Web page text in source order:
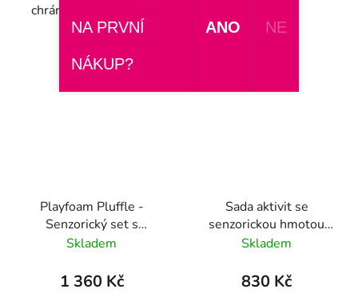
chráněnou pracovní...
Playfoam Pluffle -
Senzorický set s
vaničkou
Skladem
1 360 Kč
Sada aktivit se
senzorickou hmotou
Playfoam® - tvary a
Skladem
830 Kč
NA PRVNÍ
NÁKUP?
ANO NE